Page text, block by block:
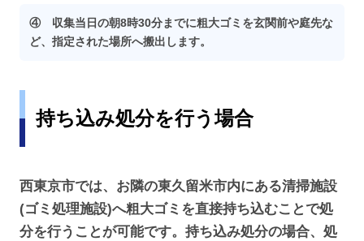
④ 収集当日の朝8時30分までに粗大ゴミを玄関前や庭先な
ど、指定された場所へ搬出します。
持ち込み処分を行う場合
西東京市では、お隣の東久留米市内にある清掃施設
(ゴミ処理施設)へ粗大ゴミを直接持ち込むことで処
分を行うことが可能です。持ち込み処分の場合、処